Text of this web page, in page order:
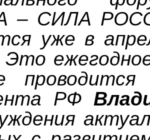
– СИЛА
уже в
Это
РФ